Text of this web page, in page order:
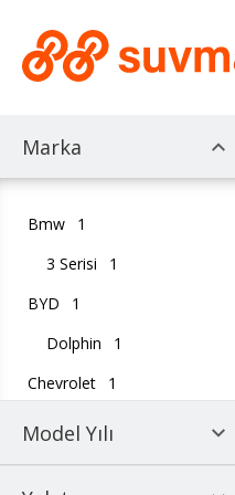
Marka
Bmw
1
3 Serisi
1
BYD
1
Dolphin
1
Chevrolet
1
Aveo
1
Citroen 2
Model Yılı